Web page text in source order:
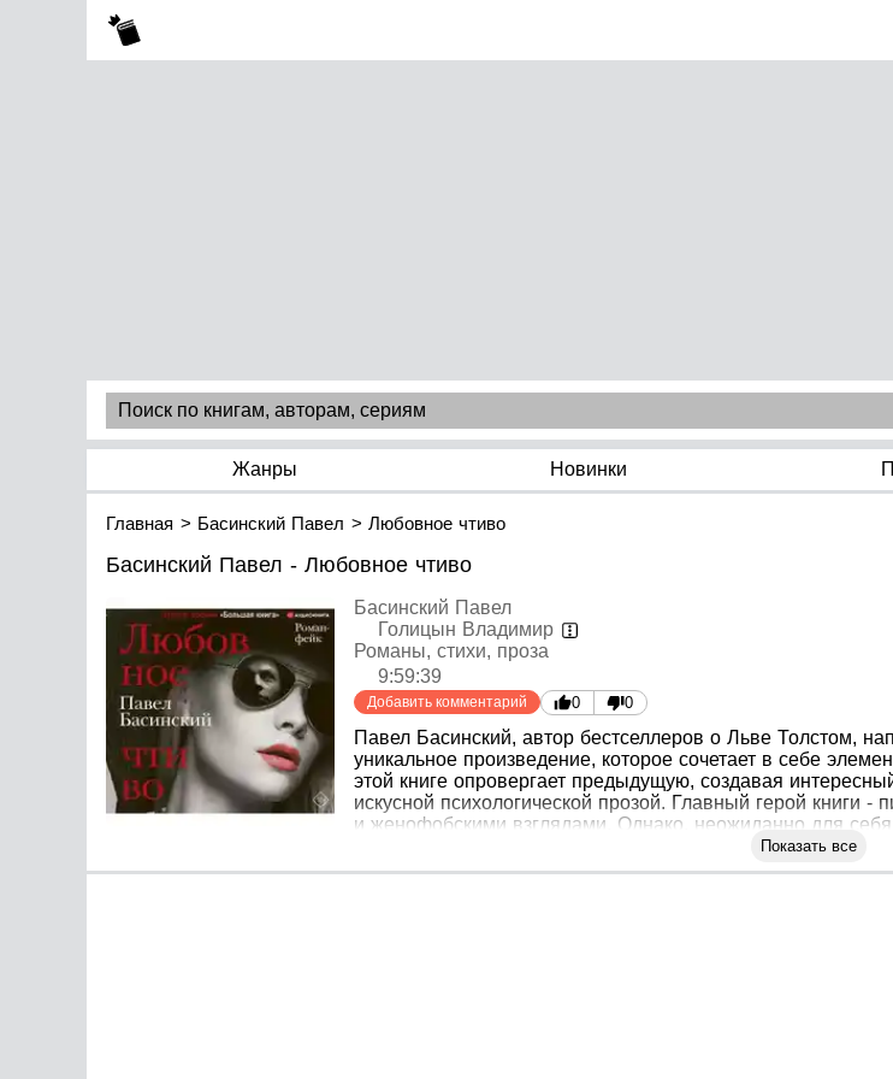
Жанры Новинки
Главная Басинский Павел Любовное чтиво
Басинский Павел - Любовное чтиво
Басинский Павел
Голицын Владимир
Романы, стихи, проза
9:59:39
Добавить комментарий 0 0
Павел Басинский, автор бестселлеров о Льве Толстом,
уникальное произведение, которое сочетает в себе
этой книге опровергает предыдущую, создавая
искусной психологической прозой. Главный герой книги
и женофобскими взглядами. Однако, неожиданно для
время, его жизнь становится запутанной и полна интриг.
волком и собакой", что является народной метафорой
Показать все